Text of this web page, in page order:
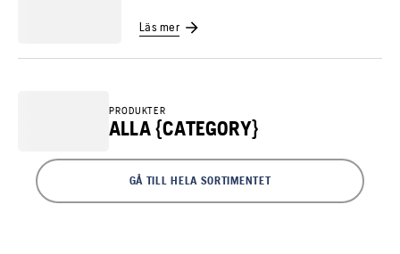
Läs mer
PRODUKTER
ALLA {CATEGORY}
GÅ TILL HELA SORTIMENTET